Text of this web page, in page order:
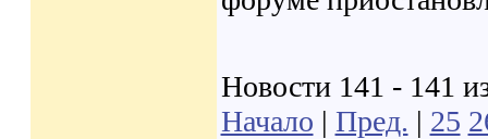
Новости 141 - 141
Начало | Пред. | 25